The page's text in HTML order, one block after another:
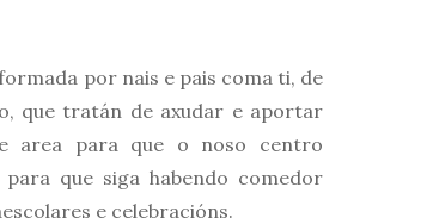
por nais e pais coma ti, de
que tratán de axudar e aportar
area para que o noso centro
que siga habendo comedor
e celebracións.